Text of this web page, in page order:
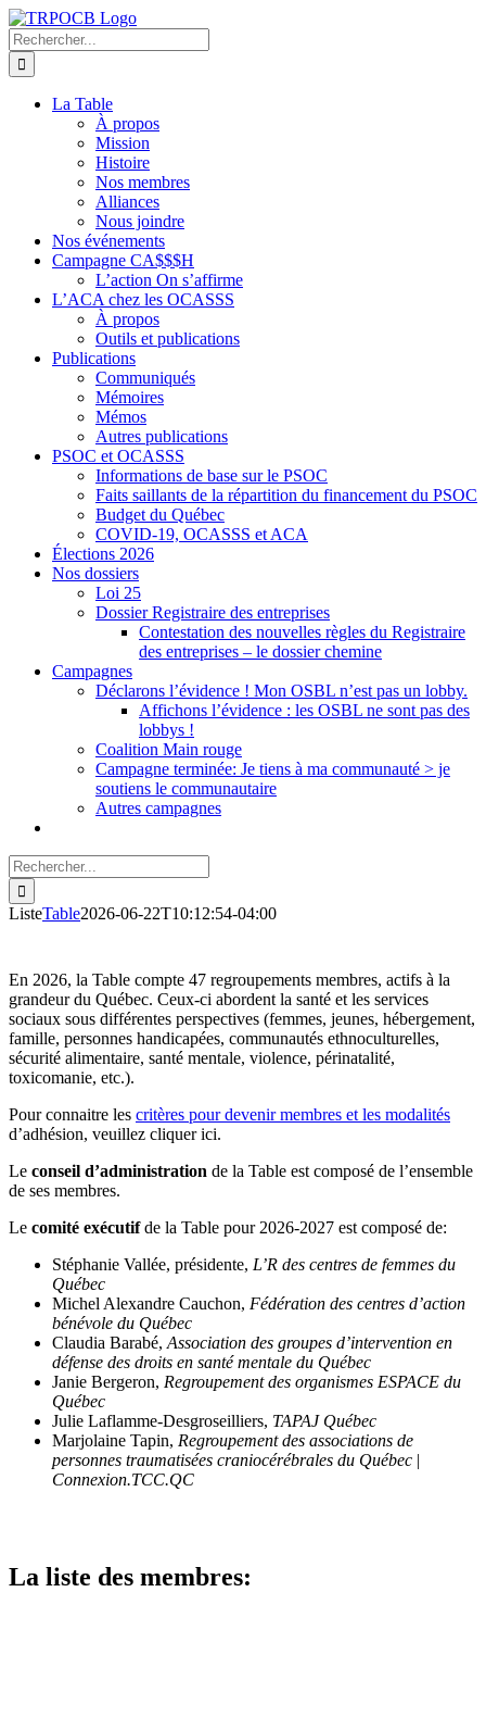
Passer
au
contenu
Rechercher:
La Table
À propos
Mission
Histoire
Nos membres
Alliances
Nous joindre
Nos événements
Campagne CA$$$H
L’action On s’affirme
L’ACA chez les OCASSS
À propos
Outils et publications
Publications
Communiqués
Mémoires
Mémos
Autres publications
PSOC et OCASSS
Informations de base sur le PSOC
Faits saillants de la répartition du financement du PSOC
Budget du Québec
COVID-19, OCASSS et ACA
Élections 2026
Nos dossiers
Loi 25
Dossier Registraire des entreprises
Contestation des nouvelles règles du Registraire
des entreprises – le dossier chemine
Campagnes
Déclarons l’évidence ! Mon OSBL n’est pas un lobby.
Affichons l’évidence : les OSBL ne sont pas des
lobbys !
Coalition Main rouge
Campagne terminée: Je tiens à ma communauté > je
soutiens le communautaire
Autres campagnes
Rechercher:
ListeTable2026-06-22T10:12:54-04:00
En 2026, la Table compte 47 regroupements membres, actifs à la
grandeur du Québec. Ceux-ci abordent la santé et les services
sociaux sous différentes perspectives (femmes, jeunes, hébergement,
famille, personnes handicapées, communautés ethnoculturelles,
sécurité alimentaire, santé mentale, violence, périnatalité,
toxicomanie, etc.).
Pour connaitre les critères pour devenir membres et les modalités
d’adhésion, veuillez cliquer ici.
Le conseil d’administration de la Table est composé de l’ensemble
de ses membres.
Le comité exécutifde la Table pour 2026-2027 est composé de:
Stéphanie Vallée, présidente, L’R des centres de femmes du
Québec
Michel Alexandre Cauchon, Fédération des centres d’action
bénévole du Québec
Claudia Barabé, Association des groupes d’intervention en
défense des droits en santé mentale du Québec
Janie Bergeron, Regroupement des organismes ESPACE du
Québec
Julie Laflamme-Desgroseilliers, TAPAJ Québec
Marjolaine Tapin, Regroupement des associations de
personnes traumatisées craniocérébrales du Québec |
Connexion.TCC.QC
La liste des membres: